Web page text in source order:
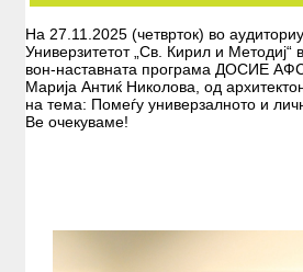
На 27.11.2025 (четврток) во
Универзитетот „Св. Кирил и Методиј“
вон-наставната програма ДОСИЕ
Марија Антиќ Николова, од
на тема: Помеѓу универзалното и
Ве очекуваме!